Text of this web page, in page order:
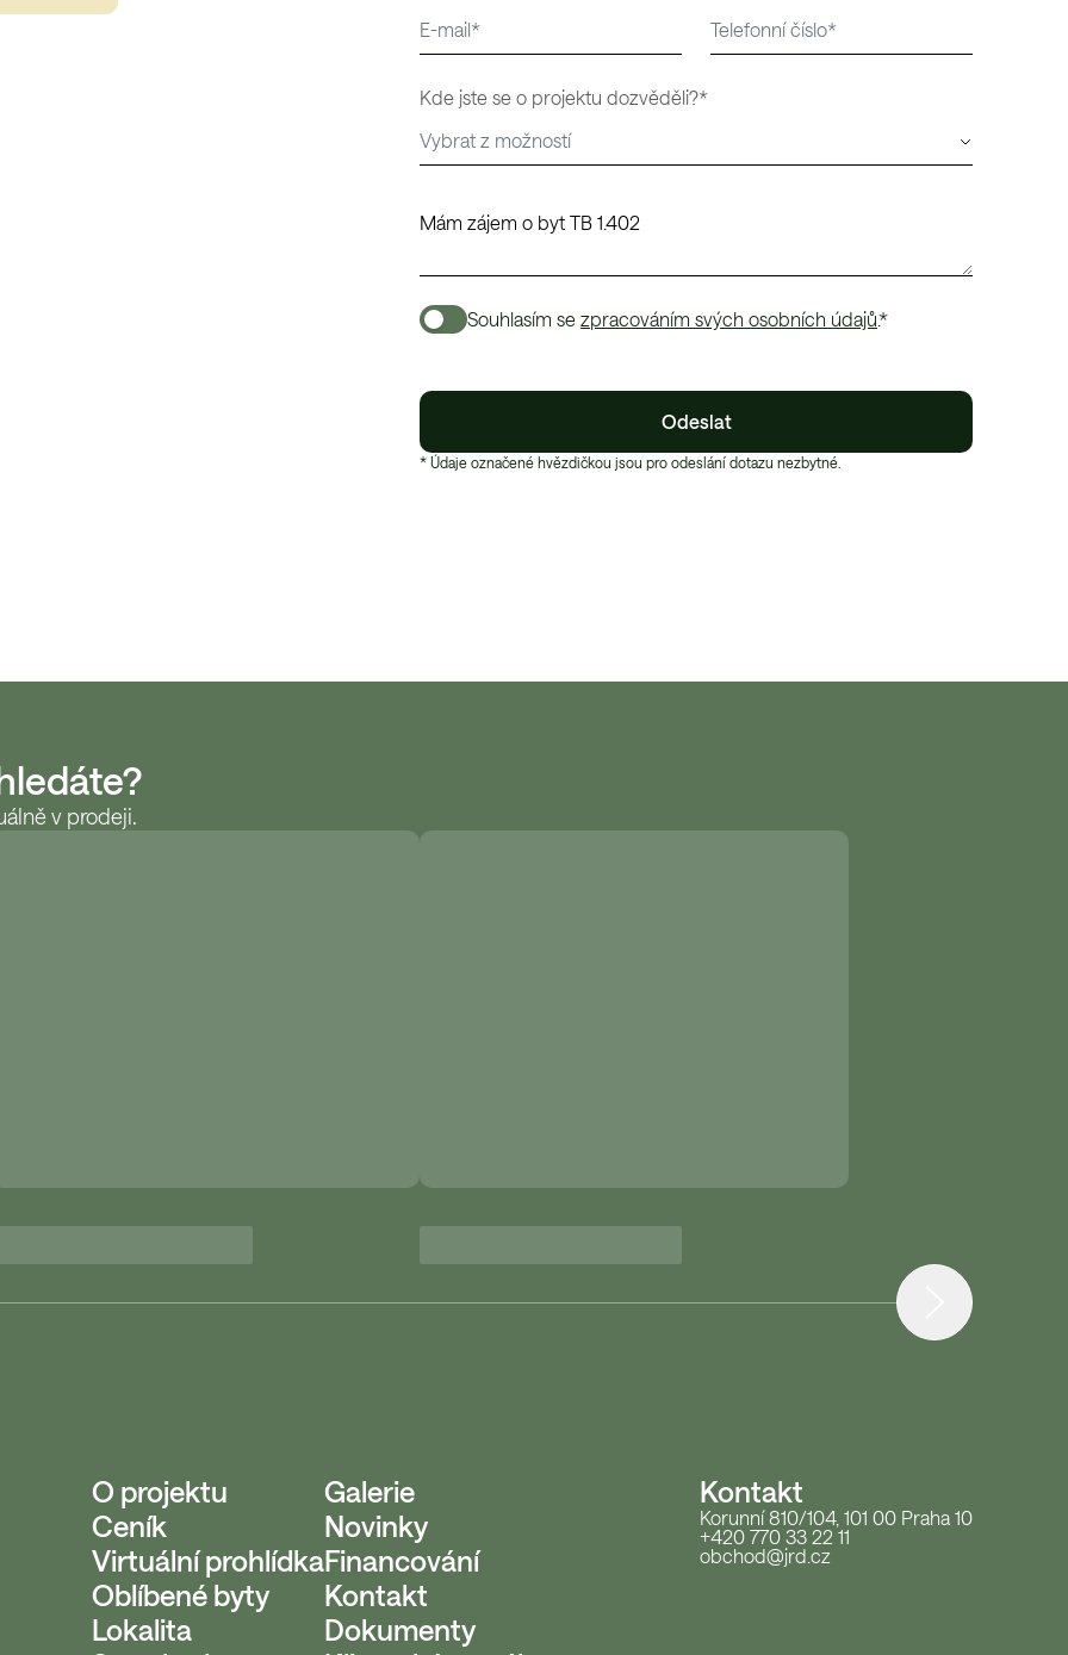
Kde jste se o projektu dozvěděli?*
Souhlasím se zpracováním svých osobních údajů.*
Odeslat
* Údaje označené hvězdičkou jsou pro odeslání dotazu nezbytné.
v prodeji.
O projektu
Ceník
Virtuální prohlídka
Oblíbené byty
Lokalita
Galerie
Novinky
Financování
Kontakt
Dokumenty
Kontakt
Korunní 810/104, 101 00 Praha 10
+420 770 33 22 11
obchod@jrd.cz